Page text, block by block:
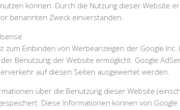
können. Durch die Nutzung dieser
benannten Zweck einverstanden.
Einbinden von Werbeanzeigen der Google
Benutzung der Website ermöglicht. Google
auf diesen Seiten ausgewertet werden.
über die Benutzung dieser Website
Diese Informationen können von